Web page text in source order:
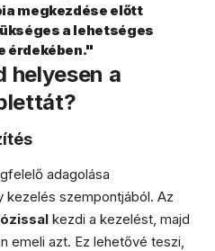
megkezdése előtt
a lehetséges
érdekében."
helyesen a
adagolása
kezelés szempontjából. Az
kezdi a kezelést, majd
emeli azt. Ez lehetővé teszi,